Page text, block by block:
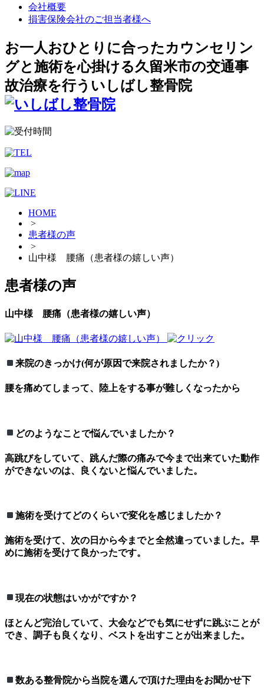
会社概要
損害保険会社のご担当者様へ
お一人おひとりに合ったカウンセリン
グと施術を心掛ける久留米市の交通事
故治療を行ういしばし整骨院
HOME
>
患者様の声
>
山中様 腰痛（患者様の嬉しい声）
患者様の声
山中様 腰痛（患者様の嬉しい声）
来院のきっかけ(何が原因で来院されましたか？)
腰を痛めてしまって、陸上をする事が難しくなったから
どのようなことで悩んでいましたか？
高跳びをしていて、跳んだ際の痛みで今まで出来ていた動作
ができないのは、良くないと悩んでいました。
施術を受けてどのくらいで変化を感じましたか？
施術を受けて、次の日から今までと全然違っていました。早
めに施術を受けて良かったです。
現在の状態はいかがですか？
ほとんど完治していて、大会などでも気にせずに跳ぶことが
でき、調子も良くなり、ベストを出すことが出来ました。
数ある整骨院から当院を選んで頂けた理由をお聞かせ下